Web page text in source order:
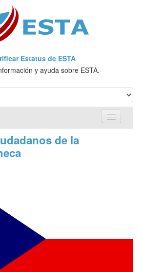
Estatus de ESTA
y ayuda sobre ESTA.
de la